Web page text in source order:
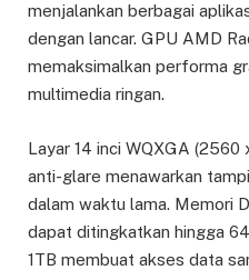
menjalankan berbagai
dengan lancar. GPU AMD
memaksimalkan performa
multimedia ringan.
Layar 14 inci WQXGA
anti-glare menawarkan
dalam waktu lama. Memori
dapat ditingkatkan hingga
1TB membuat akses data